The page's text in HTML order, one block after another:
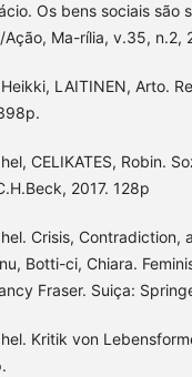
Os bens sociais
Ação, Ma-rília, v.35, n.2,
Heikki, LAITINEN, Arto.
CELIKATES, Robin.
2017. 128p
Crisis,
Botti-ci, Chiara.
Fraser. Suiça:
Kritik von